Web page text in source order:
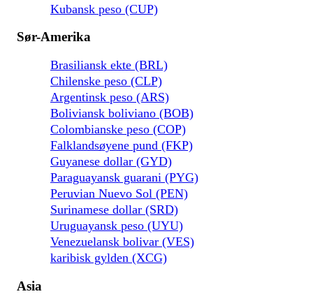
Kubansk peso (CUP)
Sør-Amerika
Brasiliansk ekte (BRL)
Chilenske peso (CLP)
Argentinsk peso (ARS)
Boliviansk boliviano (BOB)
Colombianske peso (COP)
Falklandsøyene pund (FKP)
Guyanese dollar (GYD)
Paraguayansk guarani (PYG)
Peruvian Nuevo Sol (PEN)
Surinamese dollar (SRD)
Uruguayansk peso (UYU)
Venezuelansk bolivar (VES)
karibisk gylden (XCG)
Asia